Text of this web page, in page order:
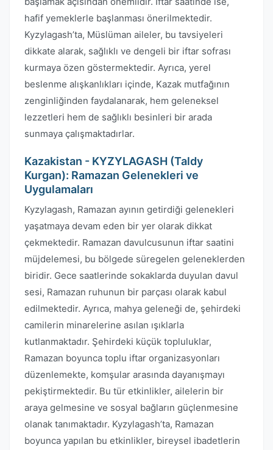
hafif yemeklerle başlanması önerilmektedir.
Kyzylagash’ta, Müslüman aileler, bu tavsiyeleri
dikkate alarak, sağlıklı ve dengeli bir iftar sofrası
kurmaya özen göstermektedir. Ayrıca, yerel
beslenme alışkanlıkları içinde, Kazak mutfağının
zenginliğinden faydalanarak, hem geleneksel
lezzetleri hem de sağlıklı besinleri bir arada
sunmaya çalışmaktadırlar.
Kazakistan - KYZYLAGASH (Taldy
Kurgan): Ramazan Gelenekleri ve
Uygulamaları
Kyzylagash, Ramazan ayının getirdiği gelenekleri
yaşatmaya devam eden bir yer olarak dikkat
çekmektedir. Ramazan davulcusunun iftar saatini
müjdelemesi, bu bölgede süregelen geleneklerden
biridir. Gece saatlerinde sokaklarda duyulan davul
sesi, Ramazan ruhunun bir parçası olarak kabul
edilmektedir. Ayrıca, mahya geleneği de, şehirdeki
camilerin minarelerine asılan ışıklarla
kutlanmaktadır. Şehirdeki küçük topluluklar,
Ramazan boyunca toplu iftar organizasyonları
düzenlemekte, komşular arasında dayanışmayı
pekiştirmektedir. Bu tür etkinlikler, ailelerin bir
araya gelmesine ve sosyal bağların güçlenmesine
olanak tanımaktadır. Kyzylagash’ta, Ramazan
boyunca yapılan bu etkinlikler, bireysel ibadetlerin